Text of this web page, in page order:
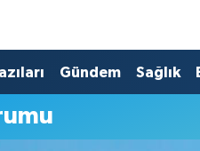
Gündem Sağlık